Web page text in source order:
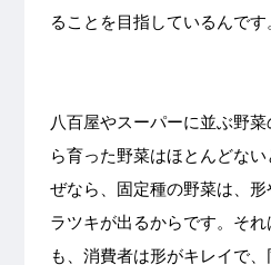
ることを目指しているんです
八百屋やスーパーに並ぶ野
ら育った野菜はほとんどな
ぜなら、固定種の野菜は、
ラツキが出るからです。そ
も、消費者は形がキレイで